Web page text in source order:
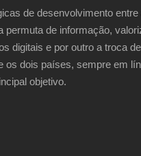
de desenvolvimento entre
permuta de informação,
digitais e por outro a troca de
os dois países, sempre em
objetivo.